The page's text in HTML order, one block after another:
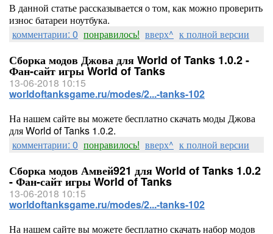
В данной статье рассказывается о том, как можно проверить
износ батареи ноутбука.
комментарии: 0 понравилось! вверх^ к полной версии
Сборка модов Джова для World of Tanks 1.0.2 -
Фан-сайт игры World of Tanks
13-06-2018 10:15
worldoftanksgame.ru/modes/2...-tanks-102
На нашем сайте вы можете бесплатно скачать моды Джова
для World of Tanks 1.0.2.
комментарии: 0 понравилось! вверх^ к полной версии
Сборка модов Амвей921 для World of Tanks 1.0.2
- Фан-сайт игры World of Tanks
13-06-2018 10:15
worldoftanksgame.ru/modes/2...-tanks-102
На нашем сайте вы можете бесплатно скачать набор модов